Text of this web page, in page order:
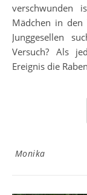
verschwunden
Mädchen in
Junggesellen
Versuch? Als
Ereignis die
Monika